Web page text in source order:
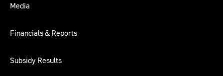
Media
Financials＆Reports
Subsidy Results